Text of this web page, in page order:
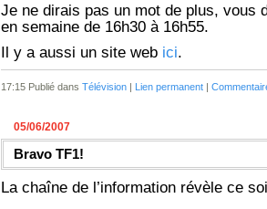
Je ne dirais pas un mot de plus, vous
en semaine de 16h30 à 16h55.
Il y a aussi un site web ici.
17:15 Publié dans Télévision | Lien permanent |
05/06/2007
Bravo TF1!
La chaîne de l’information révèle ce